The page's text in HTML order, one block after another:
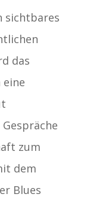
sichtbares
das
zum
dem
Blues